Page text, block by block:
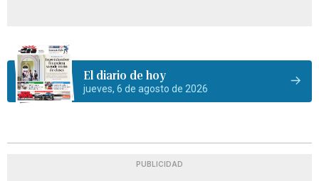
El diario de hoy
jueves, 6 de agosto de 2026
PUBLICIDAD